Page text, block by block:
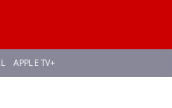
APPLE TV+